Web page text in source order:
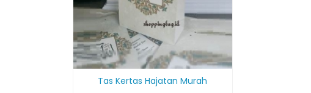
Tas Kertas Hajatan Murah